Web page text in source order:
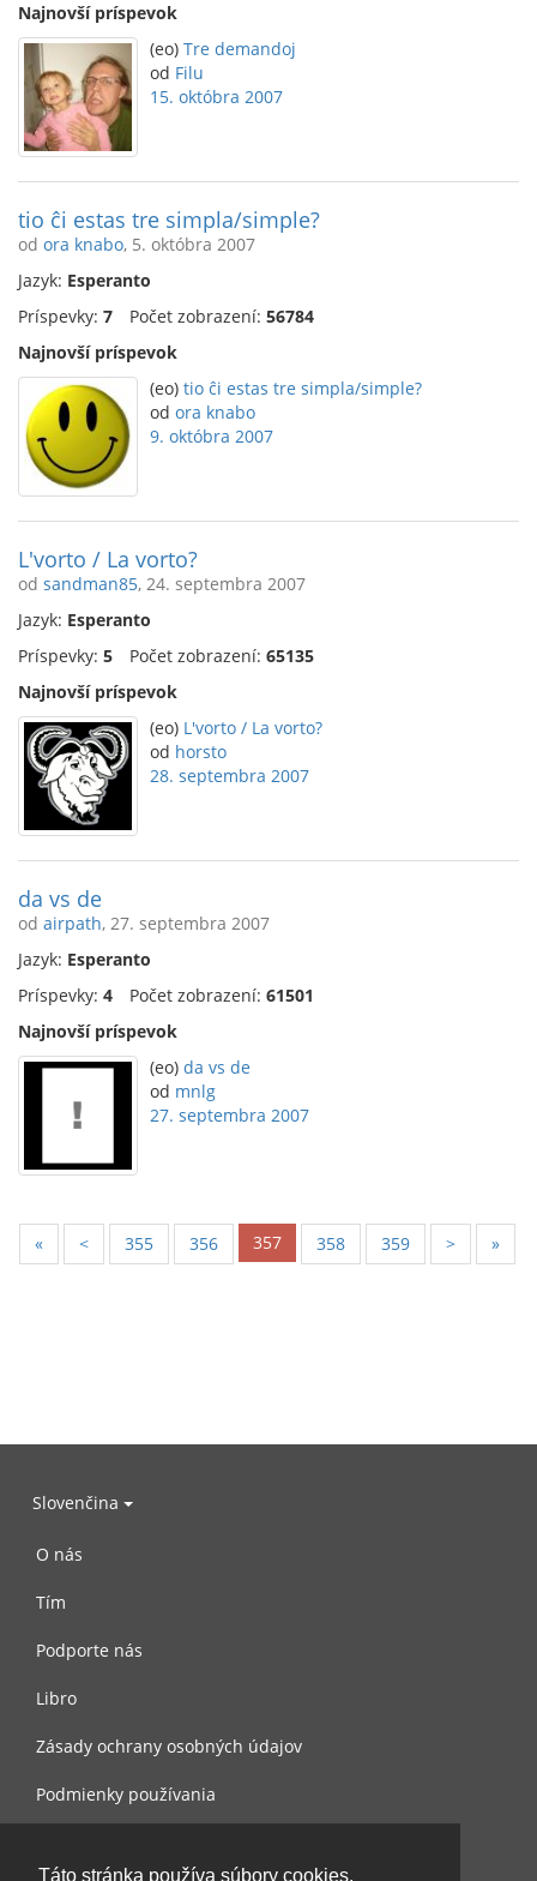
Táto stránka používa súbory cookies.
Najnovší príspevok
(eo) Tre demandoj
od Filu
15. októbra 2007
tio ĉi estas tre simpla/simple?
od ora knabo, 5. októbra 2007
Jazyk: Esperanto
Príspevky: 7 Počet zobrazení: 56784
Najnovší príspevok
(eo) tio ĉi estas tre simpla/simple?
od ora knabo
9. októbra 2007
L'vorto / La vorto?
od sandman85, 24. septembra 2007
Jazyk: Esperanto
Príspevky: 5 Počet zobrazení: 65135
Najnovší príspevok
(eo) L'vorto / La vorto?
od horsto
28. septembra 2007
da vs de
od airpath, 27. septembra 2007
Jazyk: Esperanto
Príspevky: 4 Počet zobrazení: 61501
Najnovší príspevok
(eo) da vs de
od mnlg
27. septembra 2007
« < 355 356 357 358 359 > »
Slovenčina
O nás
Tím
Podporte nás
Libro
Zásady ochrany osobných údajov
Podmienky používania